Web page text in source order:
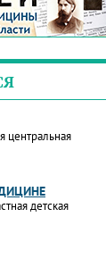
центральная
детская